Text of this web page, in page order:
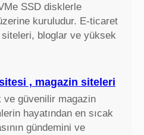
SSD disklerle
kuruludur. E-ticaret
bloglar ve yüksek
, magazin siteleri
ve güvenilir magazin
hayatından en sıcak
gündemini ve